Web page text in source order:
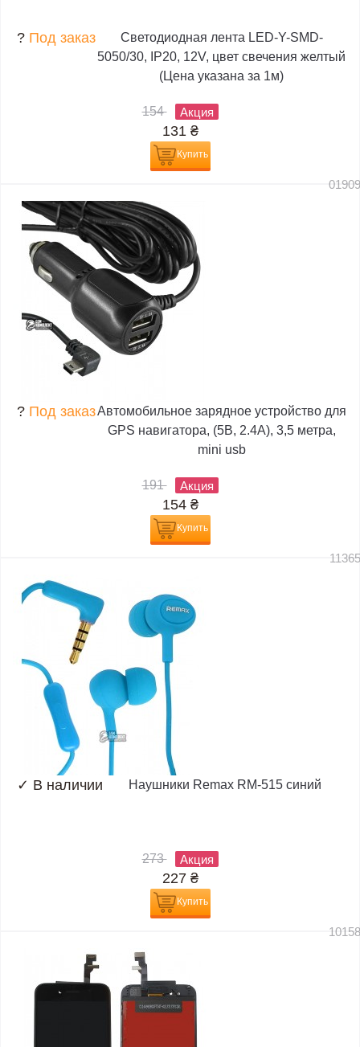
? Под заказ
Светодиодная лента LED-Y-SMD-
5050/30, IP20, 12V, цвет свечения желтый
(Цена указана за 1м)
154 Акция
131 ₴
Купить
? Под заказАвтомобильное зарядное устройство для
GPS навигатора, (5В, 2.4А), 3,5 метра,
mini usb
191 Акция
154 ₴
Купить
✓ В наличии Наушники Remax RM-515 синий
273 Акция
227 ₴
Купить